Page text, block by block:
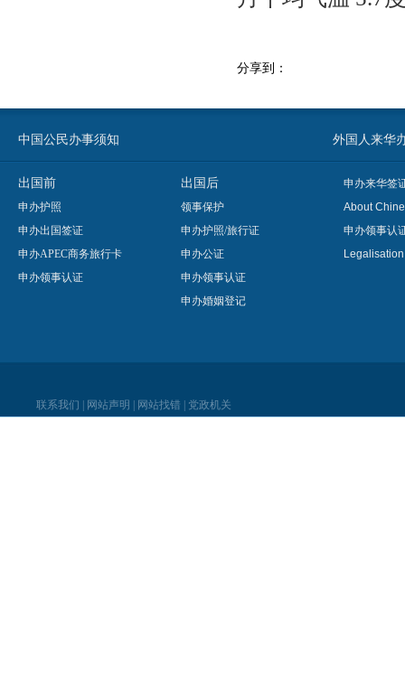
分享到：
中国公民办事须知 外国人来华
出国前
申办护照
申办出国签证
申办APEC商务旅行卡
申办领事认证
出国后
领事保护
申办护照/旅行证
申办公证
申办领事认证
申办婚姻登记
申办来华签
About
申办领事认
联系我们 网站声明 网站找错 党政机关